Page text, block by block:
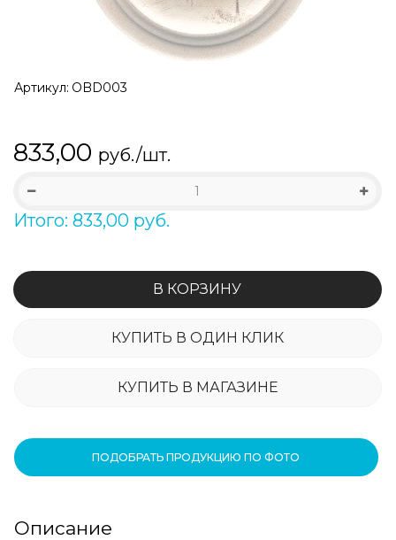
Артикул: OBD003
833,00 руб./шт.
Итого: 833,00 руб.
В КОРЗИНУ
КУПИТЬ В ОДИН КЛИК
КУПИТЬ В МАГАЗИНЕ
ПОДОБРАТЬ ПРОДУКЦИЮ ПО ФОТО
Описание